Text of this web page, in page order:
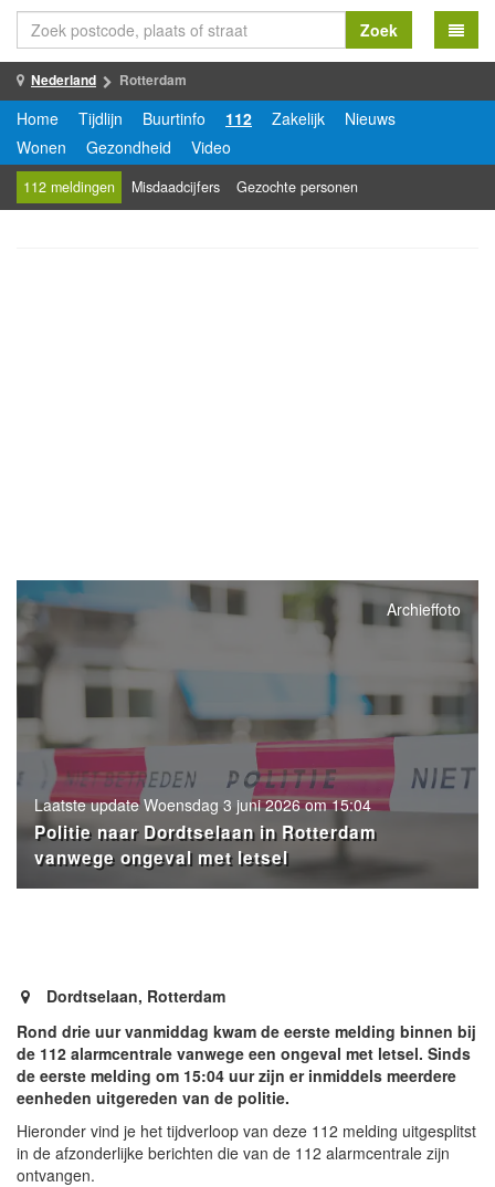
Zoek
Nederland Rotterdam
Home Tijdlijn Buurtinfo 112 Zakelijk
Nieuws
Wonen
Gezondheid Video
112 meldingen Misdaadcijfers Gezochte personen
Archieffoto
Laatste update Woensdag 3 juni 2026 om 15:04
Politie naar Dordtselaan in Rotterdam
vanwege ongeval met letsel
Dordtselaan, Rotterdam
Rond drie uur vanmiddag kwam de eerste melding binnen bij
de 112 alarmcentrale vanwege een ongeval met letsel. Sinds
de eerste melding om 15:04 uur zijn er inmiddels meerdere
eenheden uitgereden van de politie.
Hieronder vind je het tijdverloop van deze 112 melding uitgesplitst
in de afzonderlijke berichten die van de 112 alarmcentrale zijn
ontvangen.